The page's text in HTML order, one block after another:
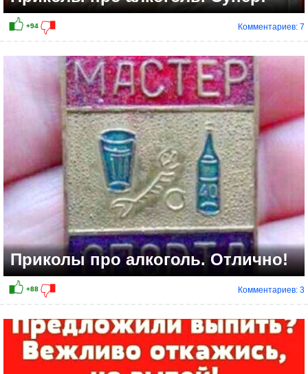
+26
Комментариев: 7
Приколы про алкоголь. Отлично!
Комментариев: 3